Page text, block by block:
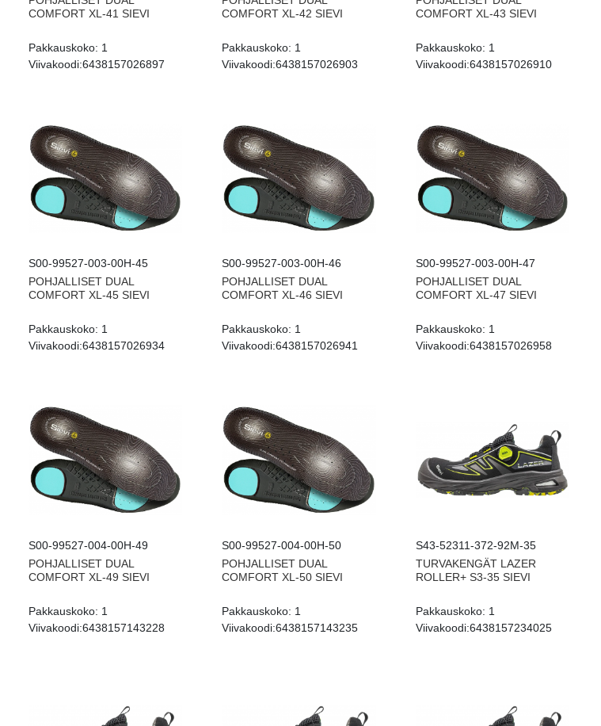
COMFORT XL-41 SIEVI
Pakkauskoko: 1
Viivakoodi:6438157026897
COMFORT XL-42 SIEVI
Pakkauskoko: 1
Viivakoodi:6438157026903
COMFORT XL-43 SIEVI
Pakkauskoko: 1
Viivakoodi:6438157026910
S00-99527-003-00H-45
POHJALLISET DUAL
COMFORT XL-45 SIEVI
Pakkauskoko: 1
Viivakoodi:6438157026934
S00-99527-003-00H-46
POHJALLISET DUAL
COMFORT XL-46 SIEVI
Pakkauskoko: 1
Viivakoodi:6438157026941
S00-99527-003-00H-47
POHJALLISET DUAL
COMFORT XL-47 SIEVI
Pakkauskoko: 1
Viivakoodi:6438157026958
S00-99527-004-00H-49
POHJALLISET DUAL
COMFORT XL-49 SIEVI
Pakkauskoko: 1
Viivakoodi:6438157143228
S00-99527-004-00H-50
POHJALLISET DUAL
COMFORT XL-50 SIEVI
Pakkauskoko: 1
Viivakoodi:6438157143235
S43-52311-372-92M-35
TURVAKENGÄT LAZER
ROLLER+ S3-35 SIEVI
Pakkauskoko: 1
Viivakoodi:6438157234025